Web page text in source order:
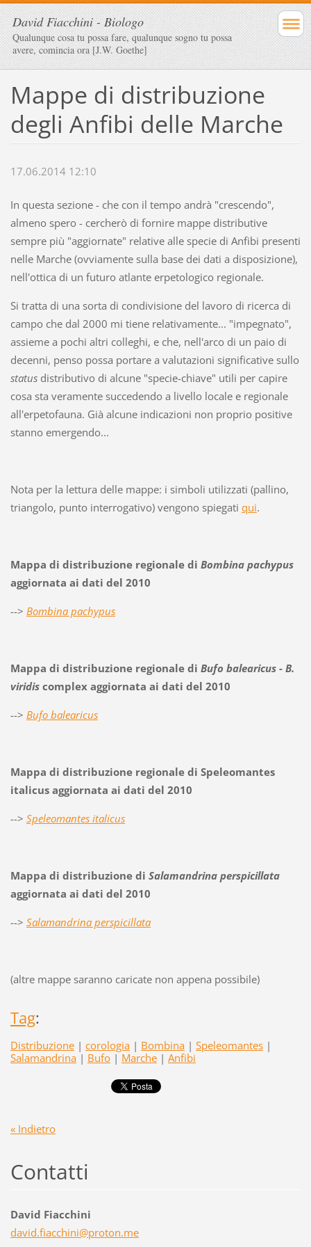
David Fiacchini - Biologo
Qualunque cosa tu possa fare, qualunque sogno tu possa
avere, comincia ora [J.W. Goethe]
Mappe di distribuzione
degli Anfibi delle Marche
17.06.2014 12:10
In questa sezione - che con il tempo andrà "crescendo",
almeno spero - cercherò di fornire mappe distributive
sempre più "aggiornate" relative alle specie di Anfibi presenti
nelle Marche (ovviamente sulla base dei dati a disposizione),
nell'ottica di un futuro atlante erpetologico regionale.
Si tratta di una sorta di condivisione del lavoro di ricerca di
campo che dal 2000 mi tiene relativamente... "impegnato",
assieme a pochi altri colleghi, e che, nell'arco di un paio di
decenni, penso possa portare a valutazioni significative sullo
status distributivo di alcune "specie-chiave" utili per capire
cosa sta veramente succedendo a livello locale e regionale
all'erpetofauna. Già alcune indicazioni non proprio positive
stanno emergendo...
Nota per la lettura delle mappe: i simboli utilizzati (pallino,
triangolo, punto interrogativo) vengono spiegati qui.
Mappa di distribuzione regionale di Bombina pachypus
aggiornata ai dati del 2010
--> Bombina pachypus
Mappa di distribuzione regionale di Bufo balearicus- B.
viridiscomplex aggiornata ai dati del 2010
--> Bufo balearicus
Mappa di distribuzione regionale di Speleomantes
italicus aggiornata ai dati del 2010
--> Speleomantes italicus
Mappa di distribuzione di Salamandrina perspicillata
aggiornata ai dati del 2010
--> Salamandrina perspicillata
(altre mappe saranno caricate non appena possibile)
Tag:
Distribuzione | corologia | Bombina | Speleomantes |
Salamandrina | Bufo | Marche | Anfibi
« Indietro
Contatti
David Fiacchini
david.fiacchini@proton.me